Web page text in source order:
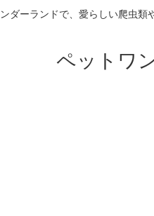
ダーランドで、愛らしい爬虫類
ペットワ